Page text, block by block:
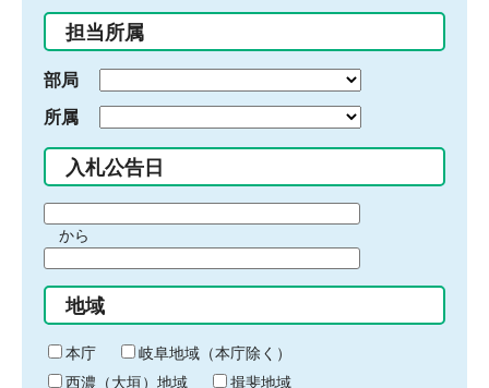
入
力
担当所属
部局
所属
入札公告日
間
始
り
から
間
終
わ
り
地域
本庁
岐阜地域（本庁除く）
西濃（大垣）地域
揖斐地域